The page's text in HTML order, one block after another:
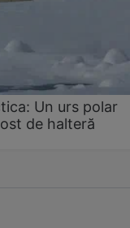
Un urs polar
de halteră